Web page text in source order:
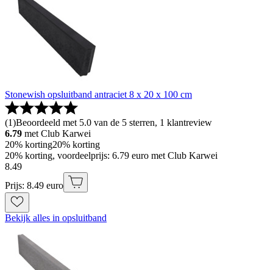
Stonewish opsluitband antraciet 8 x 20 x 100 cm
(1)Beoordeeld met 5.0 van de 5 sterren, 1 klantreview
6.79 met Club Karwei
20% korting20% korting
20% korting, voordeelprijs: 6.79 euro met Club Karwei
8.49
Prijs: 8.49 euro
Bekijk alles in opsluitband